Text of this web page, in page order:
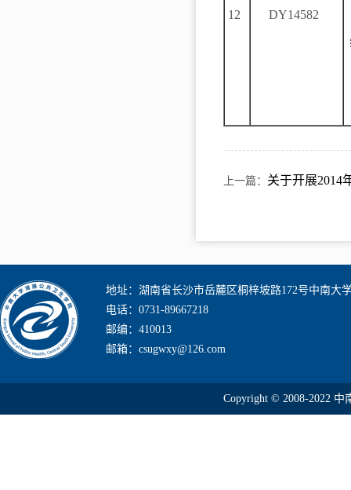
12 DY14582
上一篇： 关于开展2014
地址：湖南省长沙市岳麓区桐梓坡路172号中南大
电话：0731-89667218
邮编：410013
邮箱：csugwxy@126.com
Copyright © 2008-2022 中